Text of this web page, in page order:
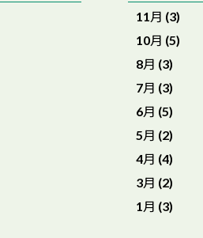
11月 (3)
10月 (5)
8月 (3)
7月 (3)
6月 (5)
5月 (2)
4月 (4)
3月 (2)
1月 (3)